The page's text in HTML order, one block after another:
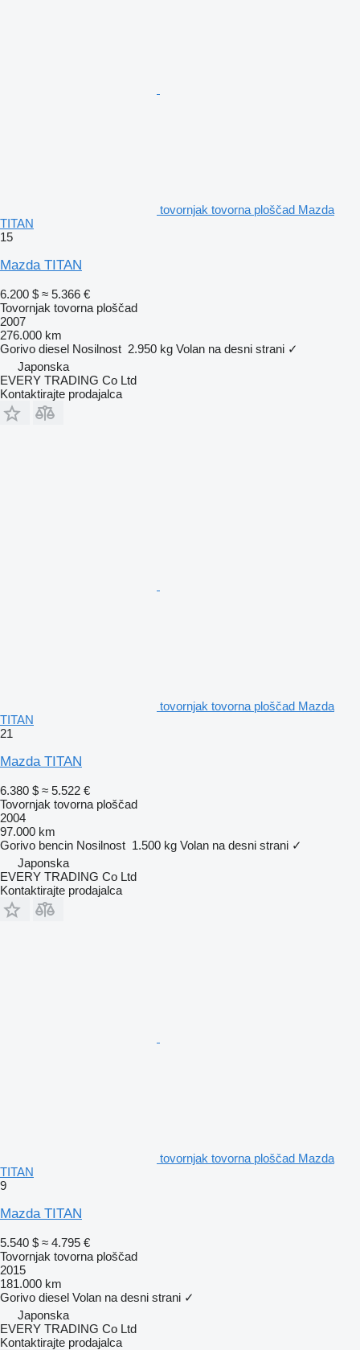
tovornjak tovorna ploščad Mazda
TITAN
15
Mazda TITAN
6.200 $ ≈ 5.366 €
Tovornjak tovorna ploščad
2007
276.000 km
Gorivo diesel Nosilnost 2.950 kg Volan na desni strani ✓
Japonska
EVERY TRADING Co Ltd
Kontaktirajte prodajalca
tovornjak tovorna ploščad Mazda
TITAN
21
Mazda TITAN
6.380 $ ≈ 5.522 €
Tovornjak tovorna ploščad
2004
97.000 km
Gorivo bencin Nosilnost 1.500 kg Volan na desni strani ✓
Japonska
EVERY TRADING Co Ltd
Kontaktirajte prodajalca
tovornjak tovorna ploščad Mazda
TITAN
9
Mazda TITAN
5.540 $ ≈ 4.795 €
Tovornjak tovorna ploščad
2015
181.000 km
Gorivo diesel Volan na desni strani ✓
Japonska
EVERY TRADING Co Ltd
Kontaktirajte prodajalca